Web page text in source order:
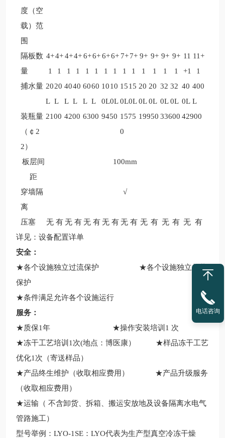
度（空
载）范
围
隔板数
量
4+
1
4+
1
4+
1
4+
1
6+
1
6+
1
6+
1
6+
1
7+
1
7+
1
9+
1
9+
1
9+
1
9+
1
11
+1
11+
1
捕水量 20
L
20
L
40
L
40
L
60
L
60
L
10
0L
10
0L
15
0L
15
0L
20
0L
20
0L
32
0L
32
0L
40
0L
400
L
装瓶量
（￠2
2）
2100 4200 6300 9450 1575
0
19950 33600 42900
板层间
距
100mm
穿墙隔
离
√
压塞 无 有 无 有 无 有 无 有 无 有 无 有 无 有 无 有
详见：设备配置详单
安全：
★各个设施独立过流保护 ★各个设施独立超载
保护
★条件满足允许各个设施运行
服务：
★质保1年 ★操作安装培训1 次
★冻干工艺培训1次(地点：博医康） ★样品冻干工艺
优化1次（寄送样品）
★产品终生维护（收取相应费用） ★产品升级服务
（收取相应费用）
★运输（ 不含卸货、拆箱、搬运安放地及设备隔离水电气
管路施工）
型号举例：LYO-1SE：LYO代表为生产型真空冷冻干燥
电话咨询